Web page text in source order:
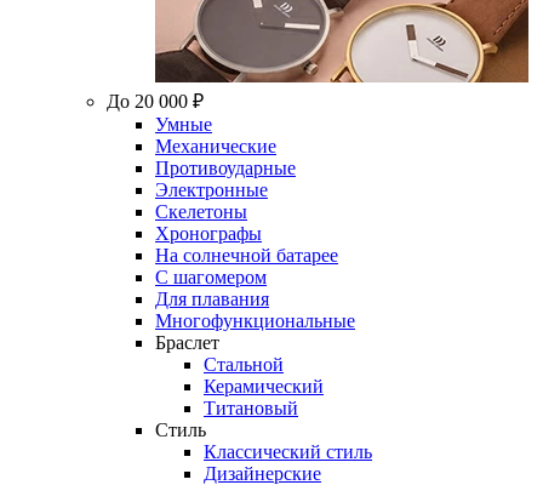
До 20 000 ₽
Умные
Механические
Противоударные
Электронные
Скелетоны
Хронографы
На солнечной батарее
С шагомером
Для плавания
Многофункциональные
Браслет
Стальной
Керамический
Титановый
Стиль
Классический стиль
Дизайнерские